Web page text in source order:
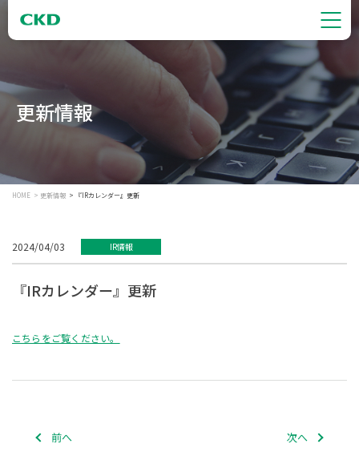
更新情報
HOME 更新情報 『IRカレンダー』更新
2024/04/03 IR情報
『IRカレンダー』更新
こちらをご覧ください。
前へ 次へ